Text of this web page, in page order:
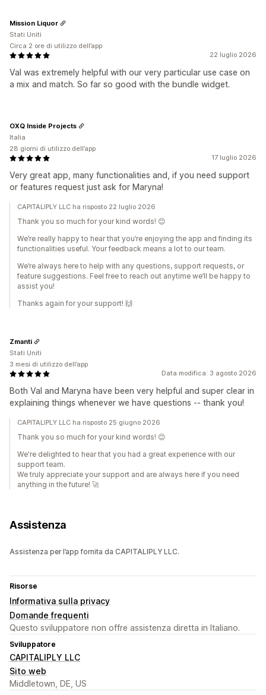
22 luglio 2026
Val was extremely helpful with our very particular use case on
a mix and match. So far so good with the bundle widget.
Mission Liquor
Stati Uniti
Circa 2 ore di utilizzo dell’app
17 luglio 2026
Very great app, many functionalities and, if you need support
or features request just ask for Maryna!
OXQ Inside Projects
Italia
28 giorni di utilizzo dell’app
CAPITALIPLY LLC ha risposto 22 luglio 2026
Thank you so much for your kind words! 😊
We’re really happy to hear that you’re enjoying the app and finding its
functionalities useful. Your feedback means a lot to our team.
We’re always here to help with any questions, support requests, or
feature suggestions. Feel free to reach out anytime we’ll be happy to
assist you!
Thanks again for your support! 🙌
Data modifica: 3 agosto 2026
Both Val and Maryna have been very helpful and super clear in
explaining things whenever we have questions -- thank you!
Zmanti
Stati Uniti
3 mesi di utilizzo dell’app
CAPITALIPLY LLC ha risposto 25 giugno 2026
Thank you so much for your kind words! 😊
We're delighted to hear that you had a great experience with our
support team.
We truly appreciate your support and are always here if you need
anything in the future! 🚀
Assistenza
Assistenza per l’app fornita da CAPITALIPLY LLC.
Risorse
Informativa sulla privacy
Domande frequenti
Questo sviluppatore non offre assistenza diretta in Italiano.
Sviluppatore
CAPITALIPLY LLC
Sito web
Middletown, DE, US